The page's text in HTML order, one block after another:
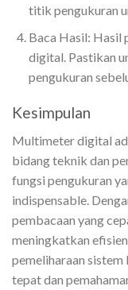
titik pengukuran
Baca Hasil: Hasil
digital. Pastikan
pengukuran
Kesimpulan
Multimeter digital
bidang teknik dan
fungsi pengukuran
indispensable.
pembacaan yang
meningkatkan
pemeliharaan
tepat dan